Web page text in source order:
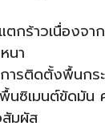
ร้าวเนื่องจาก
นา
ารติดตั้งพื้นกร
นซิเมนต์ขัดมัน
มผัส